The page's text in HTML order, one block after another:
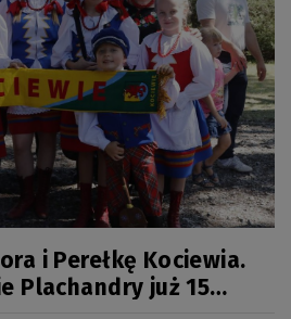
i Perełkę Kociewia.
Plachandry już 15